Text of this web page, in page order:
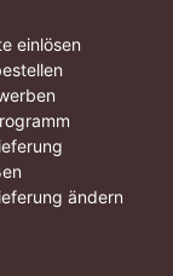
einlösen
ändern